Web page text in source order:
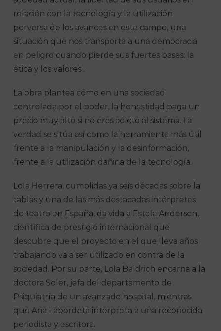
relación con la tecnología y la utilización
perversa de los avances en este campo, una
situación que nos transporta a una democracia
en peligro cuando pierde sus fuertes bases: la
ética y los valores .
La obra plantea cómo en una sociedad
controlada por el poder, la honestidad paga un
precio muy alto si no eres adicto al sistema. La
verdad se sitúa así como la herramienta más útil
frente a la manipulación y la desinformación,
frente a la utilización dañina de la tecnología.
Lola Herrera, cumplidas ya seis décadas sobre la
tablas y una de las más destacadas intérpretes
de teatro en España, da vida a Estela Anderson,
científica de prestigio internacional que
descubre que el proyecto en el que lleva años
trabajando va a ser utilizado en contra de la
sociedad. Por su parte, Lola Baldrich encarna a la
doctora Soler, jefa del departamento de
Psiquiatría de un avanzado hospital, mientras
que Ana Labordeta interpreta a una reconocida
periodista y escritora.